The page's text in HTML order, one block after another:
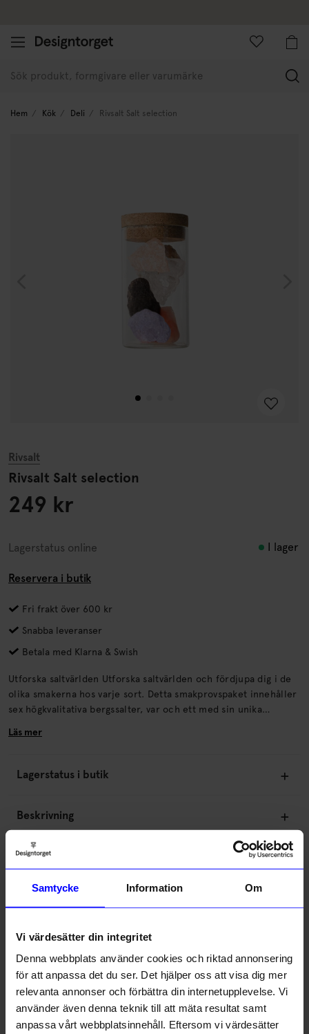
Samtycke Information Om
Vi värdesätter din integritet
Denna webbplats använder cookies och riktad annonsering
för att anpassa det du ser. Det hjälper oss att visa dig mer
relevanta annonser och förbättra din internetupplevelse. Vi
använder även denna teknik till att mäta resultat samt
anpassa vårt webbplatsinnehåll. Eftersom vi värdesätter
Hem Kök Deli Rivsalt Salt selection
Rivsalt
Rivsalt Salt selection
249 kr
Lagerstatus online I lager
Reservera i butik
Fri frakt över 600 kr
Snabba leveranser
Betala med Klarna & Swish
Utforska saltvärlden Utforska saltvärlden och fördjupa dig i de
olika smakerna hos varje sort. Detta smakprovspaket innehåller
sex högkvalitativa bergssalter, var och ett med sin unika
att förstärka och komplettera smaken.
Läs mer
Lagerstatus i butik
Beskrivning
Information
Om tillverkaren
Liknande produkter